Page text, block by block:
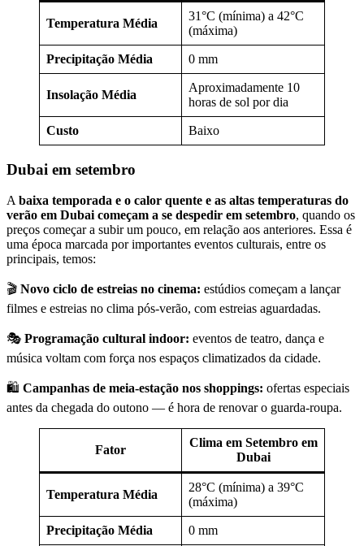
Temperatura Média
31°C (mínima) a 42°C
(máxima)
Precipitação Média 0 mm
Insolação Média
Aproximadamente 10
horas de sol por dia
Custo Baixo
Dubai em setembro
A baixa temporada e o calor quente e as altas temperaturas do
verão em Dubai começam a se despedir em setembro, quando os
preços começar a subir um pouco, em relação aos anteriores. Essa é
uma época marcada por importantes eventos culturais, entre os
principais, temos:
🎬 Novo ciclo de estreias no cinema: estúdios começam a lançar
filmes e estreias no clima pós-verão, com estreias aguardadas.
🎭 Programação cultural indoor: eventos de teatro, dança e
música voltam com força nos espaços climatizados da cidade.
🛍️ Campanhas de meia-estação nos shoppings: ofertas especiais
antes da chegada do outono — é hora de renovar o guarda-roupa.
Fator
Clima em Setembro em
Dubai
Temperatura Média
28°C (mínima) a 39°C
(máxima)
Precipitação Média 0 mm